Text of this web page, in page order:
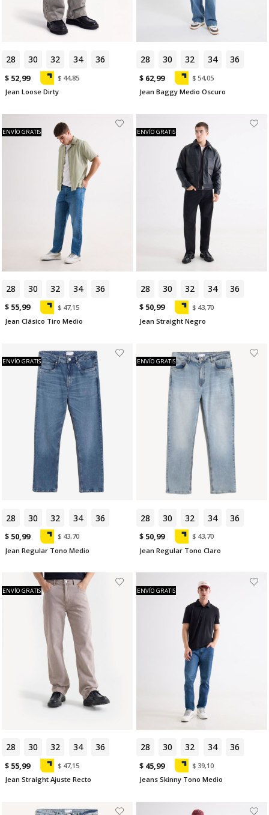
28 30 32 34 36
$ 52,99
$ 44,85
Jean Loose Dirty
28 30 32 34 36
$ 62,99
$ 54,05
Jean Baggy Medio Oscuro
28 30 32 34 36
ENVÍO GRATIS
$ 55,99
$ 47,15
Jean Clásico Tiro Medio
28 30 32 34 36
ENVÍO GRATIS
$ 50,99
$ 43,70
Jean Straight Negro
28 30 32 34 36
ENVÍO GRATIS
$ 50,99
$ 43,70
Jean Regular Tono Medio
28 30 32 34 36
ENVÍO GRATIS
$ 50,99
$ 43,70
Jean Regular Tono Claro
28 30 32 34 36
ENVÍO GRATIS
$ 55,99
$ 47,15
Jean Straight Ajuste Recto
28 30 32 34 36
ENVÍO GRATIS
$ 45,99
$ 39,10
Jeans Skinny Tono Medio